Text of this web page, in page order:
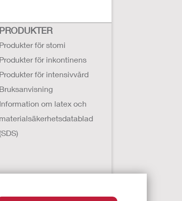
PRODUKTER
Produkter för stomi
Produkter för inkontinens
Produkter för intensivvård
Bruksanvisning
Information om latex och
materialsäkerhetsdatablad